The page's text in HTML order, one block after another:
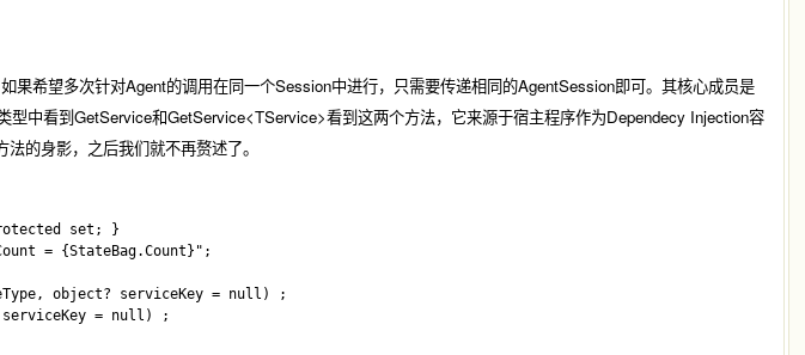
果希望多次针对Agent的调用在同一个Session中进行，只需要传递相同的AgentSession即可。其核心成员是
型中看到GetService和GetService<TService>看到这两个方法，它来源于宿主程序作为Dependecy Injection容
的身影，之后我们就不再赘述了。
set; }
= {StateBag.Count}";
object? serviceKey = null) ;
= null) ;